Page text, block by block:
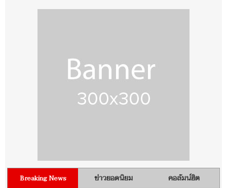
Breaking News ข่าวยอดนิยม คอลัมน์ฮิต